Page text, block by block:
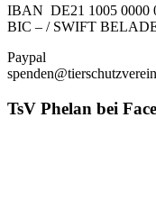
IBAN DE21 1005 0000
BIC – / SWIFT
Paypal
TsV Phelan bei